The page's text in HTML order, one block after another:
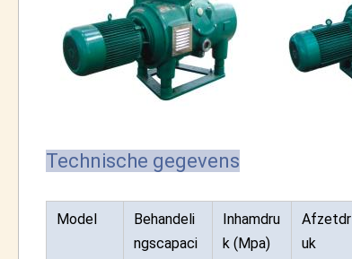
Technische gegevens
Model
Behandeli
ngscapaci
Inhamdru
k (Mpa)
Afzetdr
uk